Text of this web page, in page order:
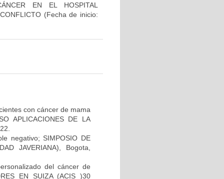
EN EL HOSPITAL
(Fecha de inicio:
con cáncer de mama
APLICACIONES DE LA
negativo; SIMPOSIO DE
JAVERIANA), Bogota,
del cáncer de
EN SUIZA (ACIS )30